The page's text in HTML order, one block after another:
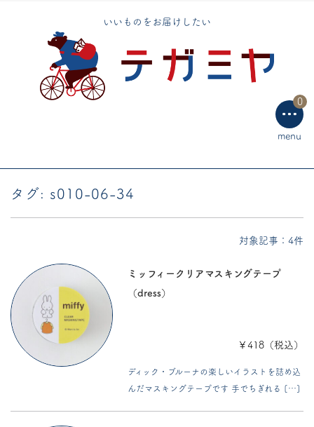
いいものをお届けしたい
0
menu
タグ: s010-06-34
対象記事：4件
ミッフィークリアマスキングテープ
（dress）
￥418（税込）
ディック・ブルーナの楽しいイラストを詰め込
んだマスキングテープです 手でちぎれる […]